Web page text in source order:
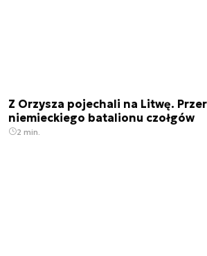
Z Orzysza pojechali na Litwę.
niemieckiego batalionu czołgów
2 min.